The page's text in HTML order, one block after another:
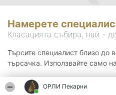
ОРЛИ Пекарни
Намерете
Класацията събира, най -
Търсите специалист близо до
търсачка. Използвайте само